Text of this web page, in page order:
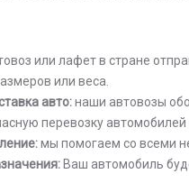
или лафет в стране
или веса.
авто:наши автовозы
перевозку автомобилей
мы помогаем со всеми
Ваш автомобиль